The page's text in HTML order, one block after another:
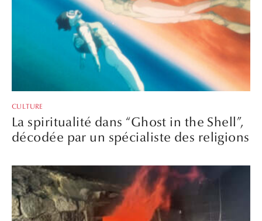
CULTURE
La spiritualité dans “Ghost in the Shell”,
décodée par un spécialiste des religions